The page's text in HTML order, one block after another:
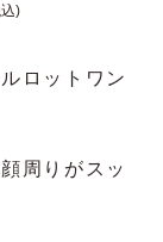
)
ロットワン
周りがスッ